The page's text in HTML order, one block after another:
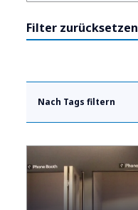
Filter zurücksetzen
Nach Tags filtern